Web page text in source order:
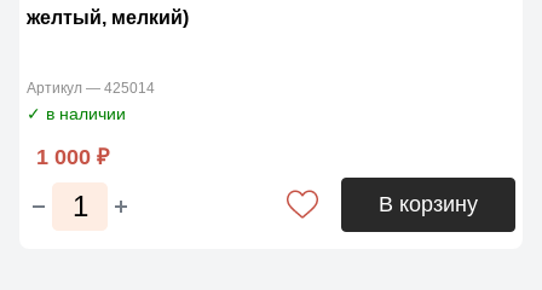
желтый, мелкий)
Артикул — 425014
✓ в наличии
1 000 ₽
В корзину